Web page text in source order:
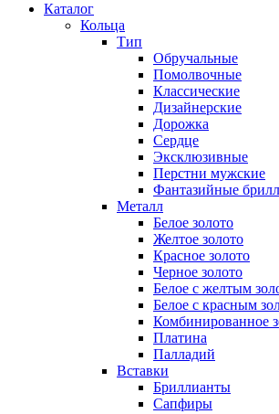
Каталог
Кольца
Тип
Обручальные
Помолвочные
Классические
Дизайнерские
Дорожка
Сердце
Эксклюзивные
Перстни мужские
Фантазийные
Металл
Белое золото
Желтое золото
Красное золото
Черное золото
Белое с желтым
Белое с красным
Комбинированное
Платина
Палладий
Вставки
Бриллианты
Сапфиры